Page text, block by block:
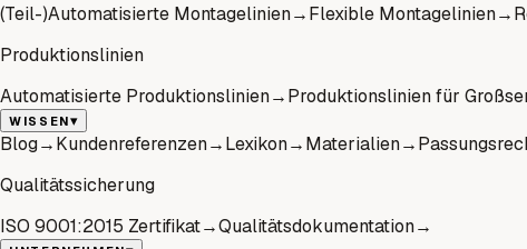
(Teil-)Automatisierte Montagelinien→Flexible Montagelinien→
Produktionslinien
Automatisierte Produktionslinien→Produktionslinien für
WISSEN▾
Blog→Kundenreferenzen→Lexikon→Materialien→
Qualitätssicherung
ISO 9001:2015 Zertifikat→Qualitätsdokumentation→